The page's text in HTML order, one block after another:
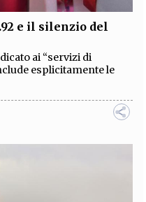
e il silenzio del
ai “servizi di
esplicitamente le